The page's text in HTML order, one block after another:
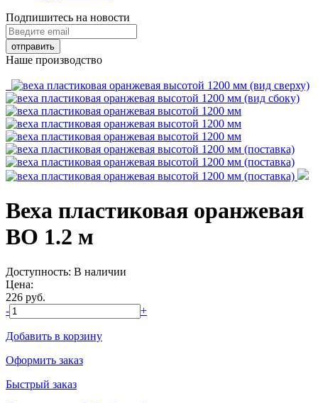
Подпишитесь на новости
Наше производство
Веха пластиковая оранжевая
ВО 1.2 м
Доступность: В наличии
Цена:
226 руб.
-
+
Добавить в корзину
Оформить заказ
Быстрый заказ